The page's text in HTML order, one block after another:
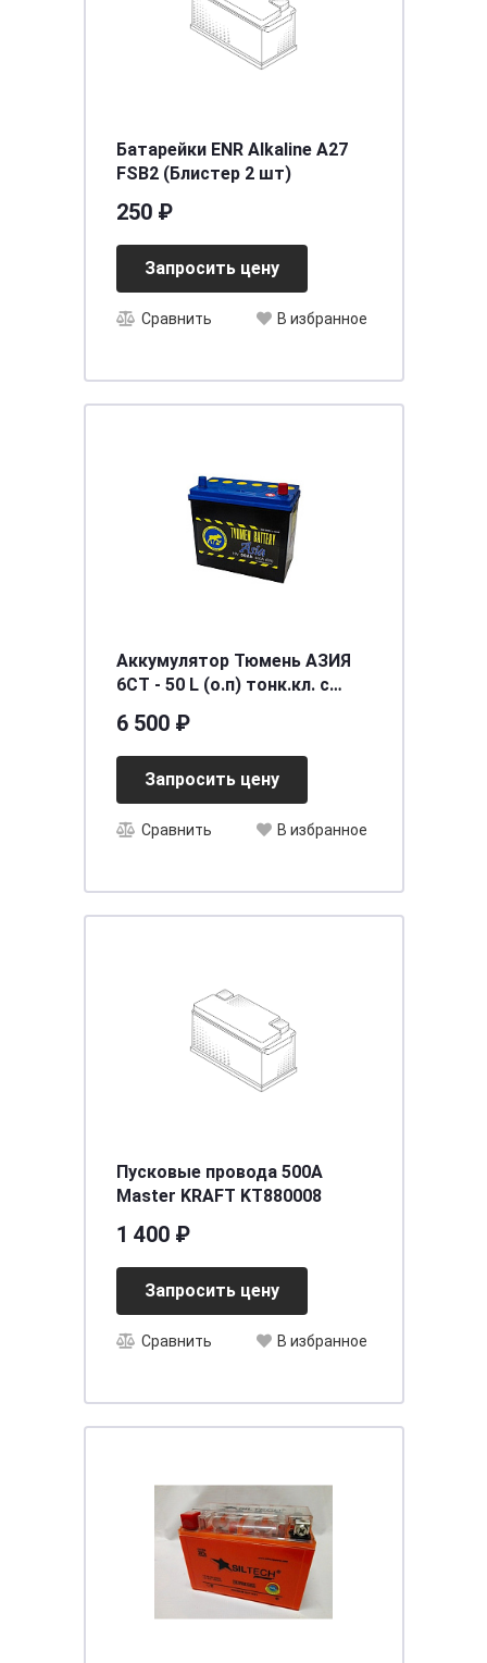
Батарейки ENR Alkaline A27
FSB2 (Блистер 2 шт)
250 ₽
Запросить цену
Сравнить В избранное
Аккумулятор Тюмень АЗИЯ
6СТ - 50 L (о.п) тонк.кл. с
[д236ш128в223/410]
6 500 ₽
Запросить цену
Сравнить В избранное
Пусковые провода 500A
Master KRAFT KT880008
1 400 ₽
Запросить цену
Сравнить В избранное